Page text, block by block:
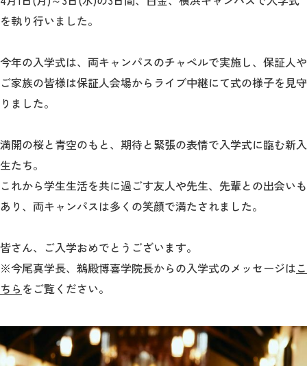
企業・研究者の方
明治学院大学について
研究
学生生活
キャリア
ボランティア
を執り行いました。
今年の入学式は、両キャンパスのチャペルで実施し、 保証人や
ご家族の皆様は保証人会場からライブ中継にて式の様子を見守
りました。
満開の桜と青空のもと、期待と緊張の表情で入学式に臨む新入
生たち。
これから学生生活を共に過ごす友人や先生、先輩との出会いも
あり、 両キャンパスは多くの笑顔で満たされました。
皆さん、ご入学おめでとうございます。
※今尾真学長、鵜殿博喜学院長からの入学式のメッセージはこ
ちら をご覧ください。